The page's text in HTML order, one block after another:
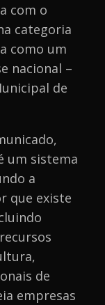
com o
categoria
como um
nacional –
de
um sistema
a
que existe
de
empresas